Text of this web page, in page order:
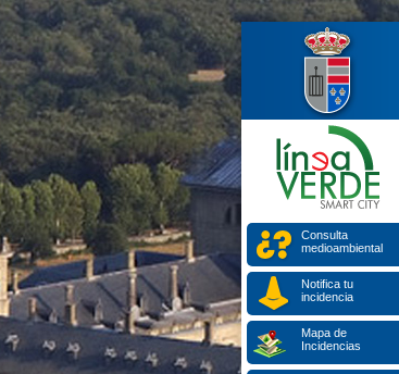
Consulta
medioambiental
Notifica tu
incidencia
Mapa de
Incidencias